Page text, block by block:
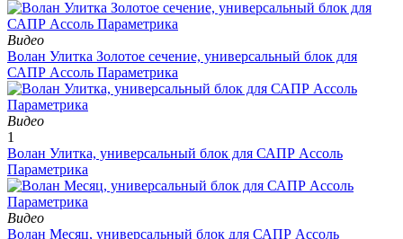
Видео
Волан Улитка Золотое сечение, универсальный блок для
САПР Ассоль Параметрика
Видео
1
Волан Улитка, универсальный блок для САПР Ассоль
Параметрика
Видео
Волан Месяц, универсальный блок для САПР Ассоль